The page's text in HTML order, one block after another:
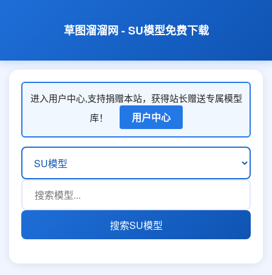
草图溜溜网 - SU模型免费下载
进入用户中心,支持捐赠本站，获得站长赠送专属模型
库！
用户中心
搜索SU模型